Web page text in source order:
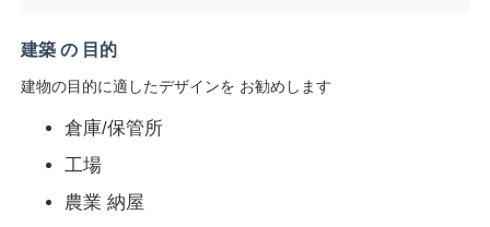
建築 の 目的
建物の目的に適したデザインを お勧めします
倉庫/保管所
工場
農業 納屋